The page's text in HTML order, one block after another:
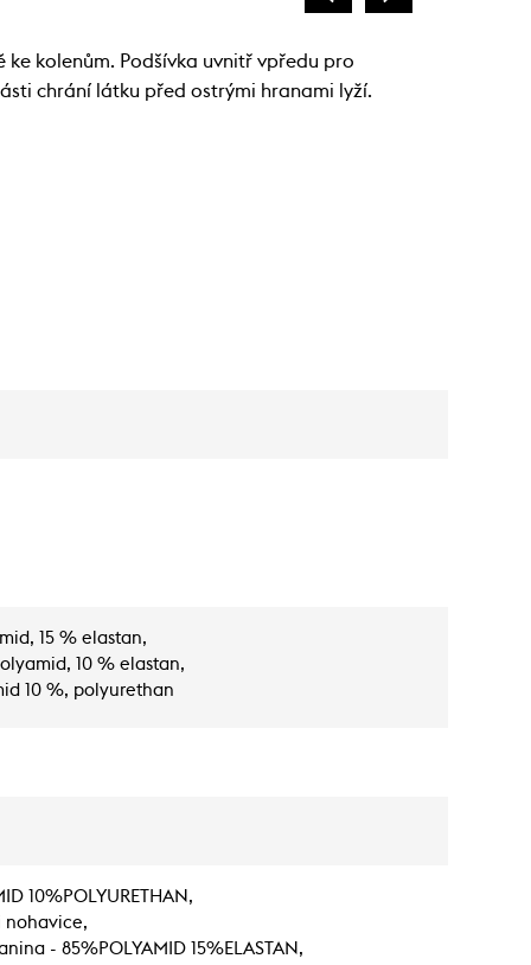
ke kolenům. Podšívka uvnitř vpředu pro
chrání látku před ostrými hranami lyží.
15 % elastan,
10 % elastan,
10 %, polyurethan
10%POLYURETHAN,
nohavice,
- 85%POLYAMID 15%ELASTAN,